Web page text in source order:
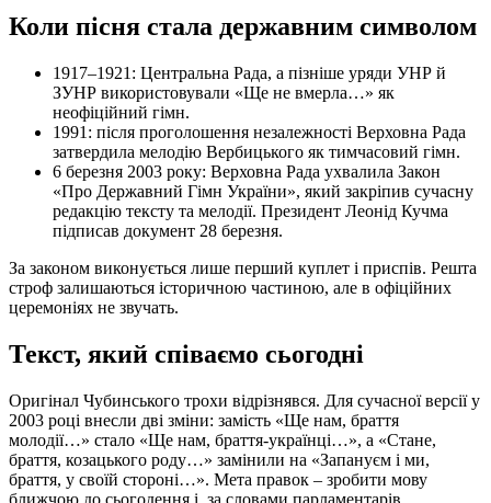
Коли пісня стала державним символом
1917–1921: Центральна Рада, а пізніше уряди УНР й
ЗУНР використовували «Ще не вмерла…» як
неофіційний гімн.
1991: після проголошення незалежності Верховна Рада
затвердила мелодію Вербицького як тимчасовий гімн.
6 березня 2003 року: Верховна Рада ухвалила Закон
«Про Державний Гімн України», який закріпив сучасну
редакцію тексту та мелодії. Президент Леонід Кучма
підписав документ 28 березня.
За законом виконується лише перший куплет і приспів. Решта
строф залишаються історичною частиною, але в офіційних
церемоніях не звучать.
Текст, який співаємо сьогодні
Оригінал Чубинського трохи відрізнявся. Для сучасної версії у
2003 році внесли дві зміни: замість «Ще нам, браття
молодії…» стало «Ще нам, браття-українці…», а «Стане,
браття, козацького роду…» замінили на «Запануєм і ми,
браття, у своїй стороні…». Мета правок – зробити мову
ближчою до сьогодення і, за словами парламентарів,